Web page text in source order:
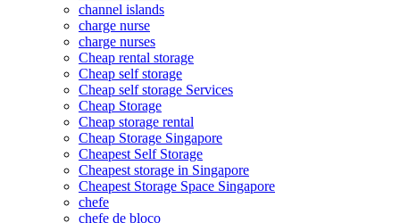
channel islands
charge nurse
charge nurses
Cheap rental storage
Cheap self storage
Cheap self storage Services
Cheap Storage
Cheap storage rental
Cheap Storage Singapore
Cheapest Self Storage
Cheapest storage in Singapore
Cheapest Storage Space Singapore
chefe
chefe de bloco